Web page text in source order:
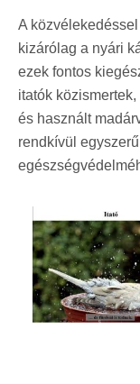
A
kizárólag a nyári
ezek fontos
itatók
és használt
rendkívül